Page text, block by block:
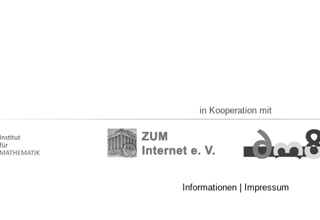
in Kooperation mit
Informationen| Impressum